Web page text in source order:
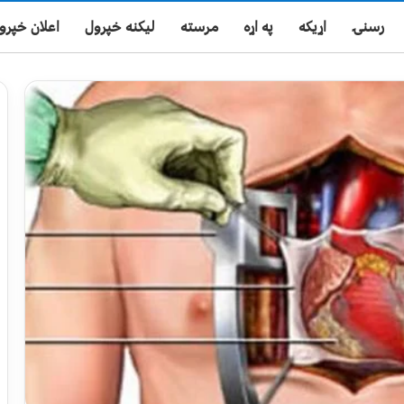
رسنۍ اړیکه په اړه مرسته لیکنه خپرول اعلان